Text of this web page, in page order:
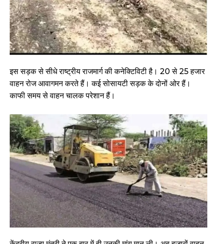
इस सड़क से सीधे राष्ट्रीय राजमार्ग की कनेक्टिविटी है। 20 से 25 हजार
वाहन रोज आवागमन करते हैं। कई सोसायटी सड़क के दोनों ओर हैं।
काफी समय से वाहन चालक परेशान हैं।